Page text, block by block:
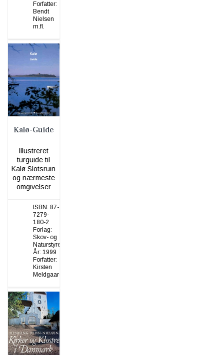
Forfatter:
Bendt
Nielsen
m.fl.
Kalø-Guide
Illustreret
turguide til
Kalø Slotsruin
og nærmeste
omgivelser
ISBN: 87-
7279-
180-2
Forlag:
Skov- og
Naturstyrelsen
År: 1999
Forfatter:
Kirsten
Meldgaard